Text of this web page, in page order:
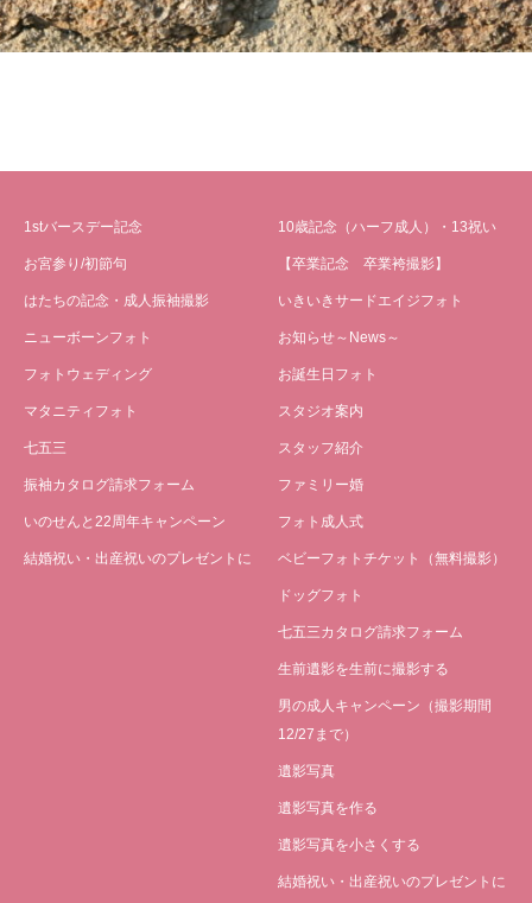
1stバースデー記念
お宮参り/初節句
はたちの記念・成人振袖撮影
ニューボーンフォト
フォトウェディング
マタニティフォト
七五三
振袖カタログ請求フォーム
いのせんと22周年キャンペーン
結婚祝い・出産祝いのプレゼントに
10歳記念（ハーフ成人）・13祝い
【卒業記念 卒業袴撮影】
いきいきサードエイジフォト
お知らせ～News～
お誕生日フォト
スタジオ案内
スタッフ紹介
ファミリー婚
フォト成人式
ベビーフォトチケット（無料撮影）
ドッグフォト
七五三カタログ請求フォーム
生前遺影を生前に撮影する
男の成人キャンペーン（撮影期間
12/27まで）
遺影写真
遺影写真を作る
遺影写真を小さくする
結婚祝い・出産祝いのプレゼントに